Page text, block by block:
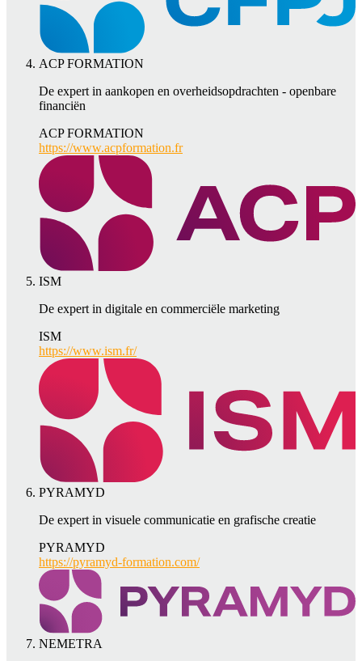
ACP FORMATION
De expert in aankopen en overheidsopdrachten - openbare
financiën
ACP FORMATION
https://www.acpformation.fr
ISM
De expert in digitale en commerciële marketing
ISM
https://www.ism.fr/
PYRAMYD
De expert in visuele communicatie en grafische creatie
PYRAMYD
https://pyramyd-formation.com/
NEMETRA